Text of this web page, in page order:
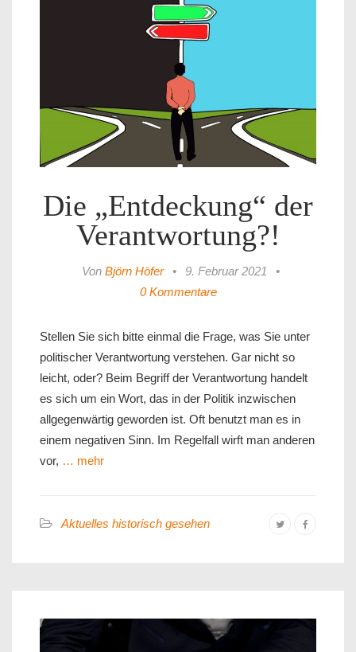
Die „Entdeckung“ der
Verantwortung?!
Von Björn Höfer • 9. Februar 2021
•
0 Kommentare
Stellen Sie sich bitte einmal die Frage, was Sie unter
politischer Verantwortung verstehen. Gar nicht so
leicht, oder? Beim Begriff der Verantwortung handelt
es sich um ein Wort, das in der Politik inzwischen
allgegenwärtig geworden ist. Oft benutzt man es in
einem negativen Sinn. Im Regelfall wirft man anderen
vor, … mehr
Aktuelles historisch gesehen